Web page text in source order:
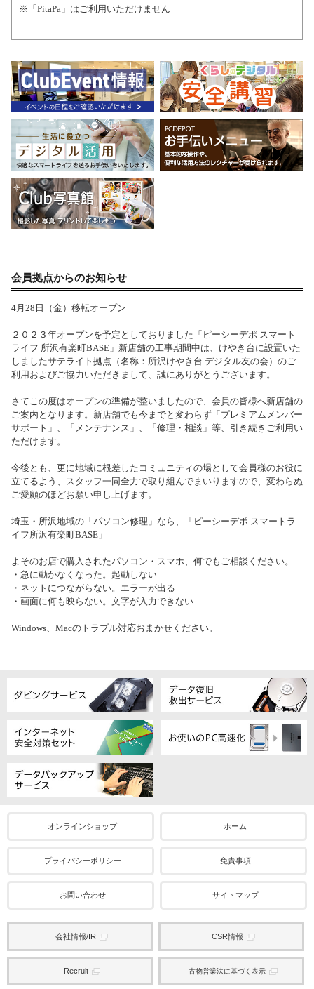
※「PitaPa」はご利用いただけません
会員拠点からのお知らせ
4月28日（金）移転オープン
２０２３年オープンを予定としておりました「ピーシーデポ スマート
ライフ 所沢有楽町BASE」新店舗の工事期間中は、けやき台に設置いた
しましたサテライト拠点（名称：所沢けやき台 デジタル友の会）のご
利用およびご協力いただきまして、誠にありがとうございます。
さてこの度はオープンの準備が整いましたので、会員の皆様へ新店舗の
ご案内となります。新店舗でも今までと変わらず「プレミアムメンバー
サポート」、「メンテナンス」、「修理・相談」等、引き続きご利用い
ただけます。
今後とも、更に地域に根差したコミュニティの場として会員様のお役に
立てるよう、スタッフ一同全力で取り組んでまいりますので、変わらぬ
ご愛顧のほどお願い申し上げます。
埼玉・所沢地域の「パソコン修理」なら、「ピーシーデポ スマートラ
イフ所沢有楽町BASE」
よそのお店で購入されたパソコン・スマホ、何でもご相談ください。
・急に動かなくなった。起動しない
・ネットにつながらない。エラーが出る
・画面に何も映らない。文字が入力できない
Windows、Macのトラブル対応おまかせください。
オンラインショップ ホーム
プライバシーポリシー 免責事項
お問い合わせ サイトマップ
会社情報/IR CSR情報
Recruit 古物営業法に基づく表示